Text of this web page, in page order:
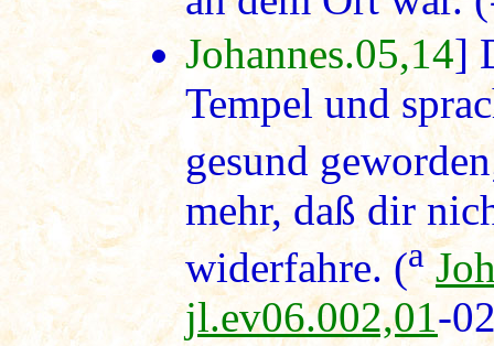
Johannes.05,14]
Tempel und
gesund
mehr, daß dir
widerfahre. (a
jl.ev06.002,01-